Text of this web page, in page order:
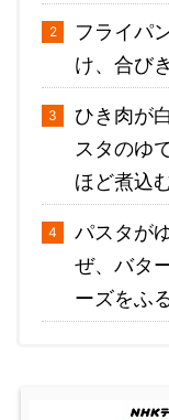
フライパ
け、合び
ひき肉が
スタのゆ
ほど煮込む
パスタが
ぜ、バタ
ーズをふる